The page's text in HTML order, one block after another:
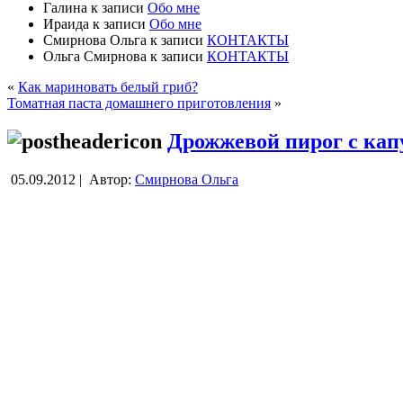
Галина к записи Обо мне
Ираида к записи Обо мне
Смирнова Ольга к записи КОНТАКТЫ
Ольга Смирнова к записи КОНТАКТЫ
« Как мариновать белый гриб?
Томатная паста домашнего приготовления »
Дрожжевой пирог с
05.09.2012 | Автор: Смирнова Ольга